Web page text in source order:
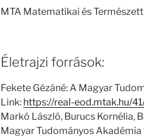
MTA Matematikai és
Életrajzi források:
Fekete Gézáné: A Magyar
Link: https://real-eod.mtak.hu/
Markó László, Burucs Kornélia,
Magyar Tudományos